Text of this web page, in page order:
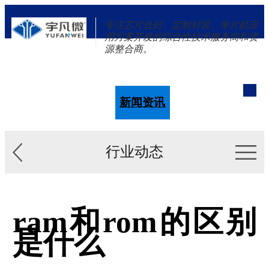
专注芯片合封、定制封装、单片机应
用方案开发的综合性技术服务商和资
源整合商。
新闻资讯
行业动态
ram和rom的区别
是什么